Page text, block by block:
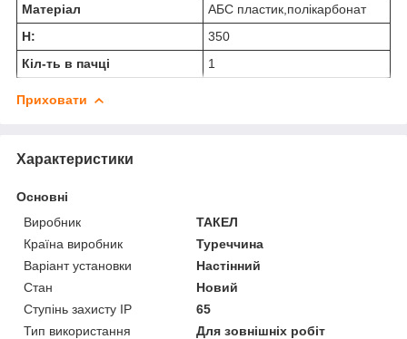
Матеріал
АБС пластик,полікарбонат
H:
350
Кіл-ть в пачці
1
Приховати
Характеристики
Основні
Виробник
ТАКЕЛ
Країна виробник
Туреччина
Варіант установки
Настінний
Стан
Новий
Ступінь захисту IP
65
Тип використання
Для зовнішніх робіт